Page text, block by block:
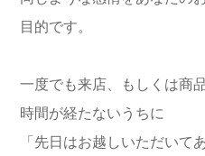
目的です。
一度でも来店、もしくは商
時間が経たないうちに
「先日はお越しいただいて